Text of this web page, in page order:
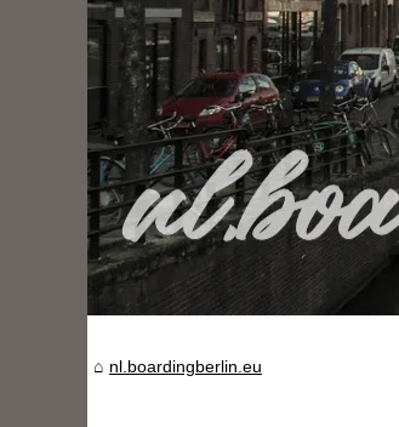
nl.boardingberlin.eu